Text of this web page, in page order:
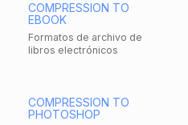
COMPRESSION TO
EBOOK
Formatos de archivo de
libros electrónicos
COMPRESSION TO
PHOTOSHOP